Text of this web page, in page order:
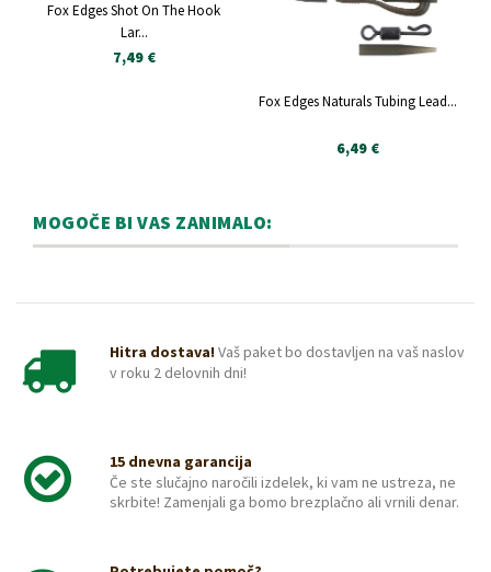
Fox Edges Shot On The Hook
Lar...
7,49 €
Fox Edges Naturals Tubing Lead...
6,49 €
MOGOČE BI VAS ZANIMALO:
Hitra dostava!Vaš paket bo dostavljen na vaš naslov
v roku 2 delovnih dni!
15 dnevna garancija
Če ste slučajno naročili izdelek, ki vam ne ustreza, ne
skrbite! Zamenjali ga bomo brezplačno ali vrnili denar.